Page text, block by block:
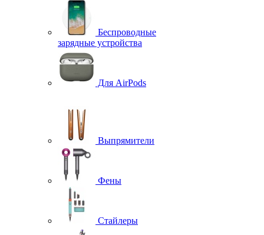
Беспроводные
зарядные устройства
Для AirPods
Выпрямители
Фены
Стайлеры